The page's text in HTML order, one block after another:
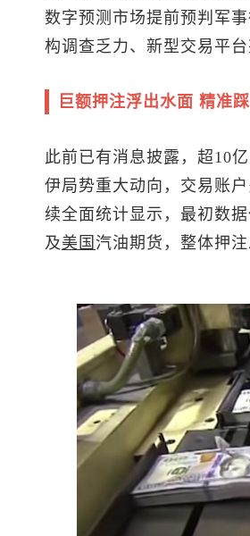
数字预测市场提前预判军
构调查乏力、新型交易平
巨额押注浮出水面 精准
此前已有消息披露，超10
伊局势重大动向，交易账
续全面统计显示，最初数
及美国 汽油期货，整体押